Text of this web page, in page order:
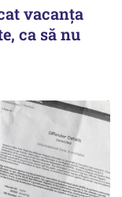
vacanța
ca să nu